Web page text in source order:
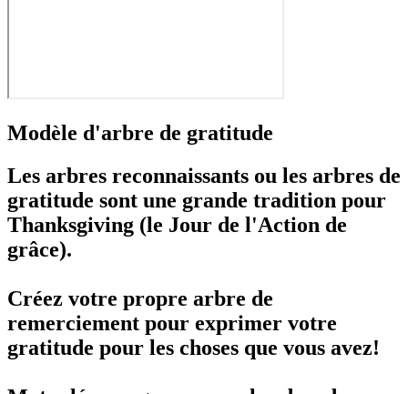
Modèle d'arbre de gratitude
Les arbres reconnaissants ou les arbres de
gratitude sont une grande tradition pour
Thanksgiving (le Jour de l'Action de
grâce).
Créez votre propre arbre de
remerciement pour exprimer votre
gratitude pour les choses que vous avez!